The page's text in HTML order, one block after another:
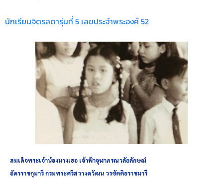
นักเรียนจิตรลดารุ่นที่ 5 เลขประจำพระองค์ 52
สมเด็จพระเจ้าน้องนางเธอ เจ้าฟ้าจุฬาภรณวลัยลักษณ์
อัครราชกุมารี กรมพระศรีสวางควัฒน วรขัตติยราชนารี